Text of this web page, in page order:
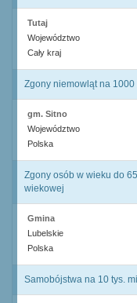
Tutaj
Województwo
Cały kraj
Zgony niemowląt na
gm. Sitno
Województwo
Polska
Zgony osób w wieku do
wiekowej
Gmina
Lubelskie
Polska
Samobójstwa na 10 tys.